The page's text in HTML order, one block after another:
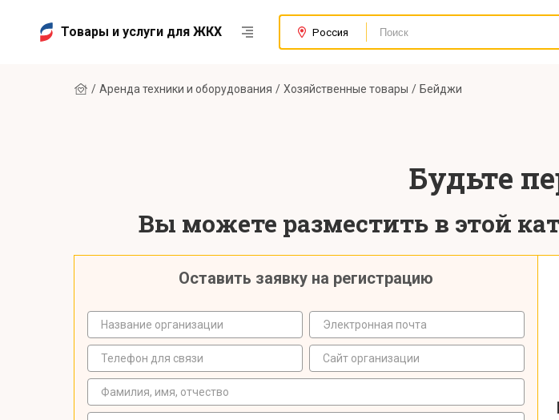
Товары и услуги для ЖКХ Россия
Аренда техники и оборудования Хозяйственные товары Бейджи
Будьте
Вы можете разместить в этой
Оставить заявку на регистрацию